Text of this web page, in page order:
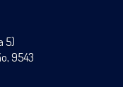
5)
9543